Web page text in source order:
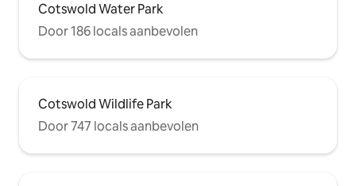
Cotswold Water Park
Door 186 locals aanbevolen
Cotswold Wildlife Park
Door 747 locals aanbevolen